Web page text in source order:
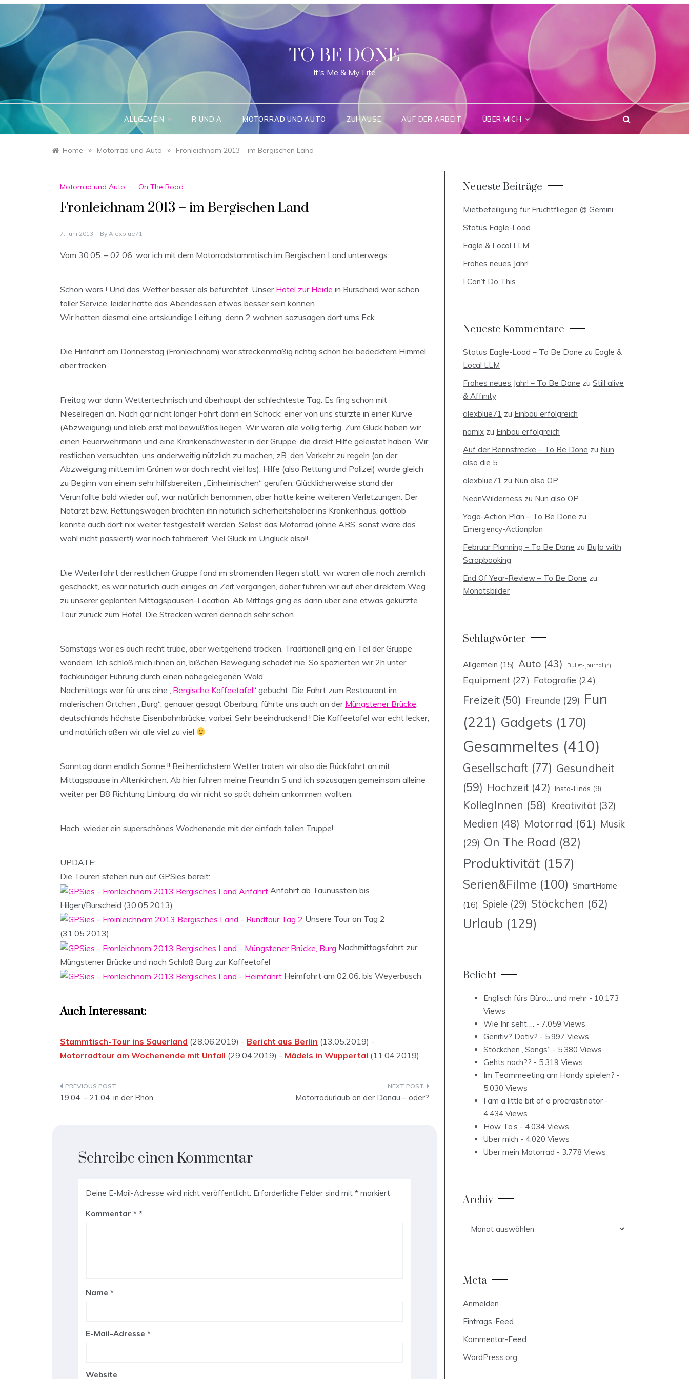
Skip
TO BE DONE
It's Me & My Life
ALLGEMEIN R UND A MOTORRAD UND AUTO ZUHAUSE AUF DER ARBEIT ÜBER MICH
Home » Motorrad und Auto » Fronleichnam 2013 – im Bergischen Land
Motorrad und Auto On The Road
Fronleichnam 2013 – im Bergischen Land
7. Juni 2013 By Alexblue71
Vom 30.05. – 02.06. war ich mit dem Motorradstammtisch im Bergischen Land unterwegs.
Schön wars ! Und das Wetter besser als befürchtet. Unser Hotel zur Heide in Burscheid war schön,
toller Service, leider hätte das Abendessen etwas besser sein können.
Wir hatten diesmal eine ortskundige Leitung, denn 2 wohnen sozusagen dort ums Eck.
Die Hinfahrt am Donnerstag (Fronleichnam) war streckenmäßig richtig schön bei bedecktem Himmel
aber trocken.
Freitag war dann Wettertechnisch und überhaupt der schlechteste Tag. Es fing schon mit
Nieselregen an. Nach gar nicht langer Fahrt dann ein Schock: einer von uns stürzte in einer Kurve
(Abzweigung) und blieb erst mal bewußtlos liegen. Wir waren alle völlig fertig. Zum Glück haben wir
einen Feuerwehrmann und eine Krankenschwester in der Gruppe, die direkt Hilfe geleistet haben. Wir
restlichen versuchten, uns anderweitig nützlich zu machen, zB. den Verkehr zu regeln (an der
Abzweigung mittem im Grünen war doch recht viel los). Hilfe (also Rettung und Polizei) wurde gleich
zu Beginn von einem sehr hilfsbereiten „Einheimischen“ gerufen. Glücklicherweise stand der
Verunfallte bald wieder auf, war natürlich benommen, aber hatte keine weiteren Verletzungen. Der
Notarzt bzw. Rettungswagen brachten ihn natürlich sicherheitshalber ins Krankenhaus, gottlob
konnte auch dort nix weiter festgestellt werden. Selbst das Motorrad (ohne ABS, sonst wäre das
wohl nicht passiert!) war noch fahrbereit. Viel Glück im Unglück also!!
Die Weiterfahrt der restlichen Gruppe fand im strömenden Regen statt, wir waren alle noch ziemlich
geschockt, es war natürlich auch einiges an Zeit vergangen, daher fuhren wir auf eher direktem Weg
zu unserer geplanten Mittagspausen-Location. Ab Mittags ging es dann über eine etwas gekürzte
Tour zurück zum Hotel. Die Strecken waren dennoch sehr schön.
Samstags war es auch recht trübe, aber weitgehend trocken. Traditionell ging ein Teil der Gruppe
wandern. Ich schloß mich ihnen an, bißchen Bewegung schadet nie. So spazierten wir 2h unter
fachkundiger Führung durch einen nahegelegenen Wald.
Nachmittags war für uns eine „Bergische Kaffeetafel“ gebucht. Die Fahrt zum Restaurant im
malerischen Örtchen „Burg“, genauer gesagt Oberburg, führte uns auch an der Müngstener Brücke,
deutschlands höchste Eisenbahnbrücke, vorbei. Sehr beeindruckend ! Die Kaffeetafel war echt lecker,
und natürlich aßen wir alle viel zu viel
Sonntag dann endlich Sonne !! Bei herrlichstem Wetter traten wir also die Rückfahrt an mit
Mittagspause in Altenkirchen. Ab hier fuhren meine Freundin S und ich sozusagen gemeinsam alleine
weiter per B8 Richtung Limburg, da wir nicht so spät daheim ankommen wollten.
Hach, wieder ein superschönes Wochenende mit der einfach tollen Truppe!
UPDATE:
Die Touren stehen nun auf GPSies bereit:
Anfahrt ab Taunusstein bis
Hilgen/Burscheid (30.05.2013)
Unsere Tour an Tag 2
(31.05.2013)
Nachmittagsfahrt zur
Müngstener Brücke und nach Schloß Burg zur Kaffeetafel
Heimfahrt am 02.06. bis Weyerbusch
Auch Interessant:
Stammtisch-Tour ins Sauerland (28.06.2019) - Bericht aus Berlin (13.05.2019) -
Motorradtour am Wochenende mit Unfall (29.04.2019) - Mädels in Wuppertal (11.04.2019)
Beitragsnavigation
19.04. – 21.04. in der Rhön Motorradurlaub an der Donau – oder?
Schreibe einen Kommentar
Deine E-Mail-Adresse wird nicht veröffentlicht. Erforderliche Felder sind mit * markiert
Kommentar *
Name *
E-Mail-Adresse *
Website
Neueste Beiträge
Mietbeteiligung für Fruchtfliegen @ Gemini
Status Eagle-Load
Eagle & Local LLM
Frohes neues Jahr!
I Can’t Do This
Neueste Kommentare
Status Eagle-Load – To Be Done zu Eagle &
Local LLM
Frohes neues Jahr! – To Be Done zu Still alive
& Affinity
alexblue71 zu Einbau erfolgreich
nömix zu Einbau erfolgreich
Auf der Rennstrecke – To Be Done zu Nun
also die 5
alexblue71 zu Nun also OP
NeonWilderness zu Nun also OP
Yoga-Action Plan – To Be Done zu
Emergency-Actionplan
Februar Planning – To Be Done zu BuJo with
Scrapbooking
End Of Year-Review – To Be Done zu
Monatsbilder
Schlagwörter
Allgemein (15) Auto (43) Bullet-Journal (4)
Equipment (27) Fotografie (24)
Freizeit (50) Freunde (29) Fun
(221) Gadgets (170)
Gesammeltes (410)
Gesellschaft (77) Gesundheit
(59) Hochzeit (42) Insta-Finds (9)
KollegInnen (58) Kreativität (32)
Medien (48) Motorrad (61) Musik
(29) On The Road (82)
Produktivität (157)
Serien&Filme (100) SmartHome
(16) Spiele (29) Stöckchen (62)
Urlaub (129)
Beliebt
Englisch fürs Büro… und mehr - 10.173
Views
Wie Ihr seht…. - 7.059 Views
Genitiv? Dativ? - 5.997 Views
Stöckchen „Songs“ - 5.380 Views
Gehts noch?? - 5.319 Views
Im Teammeeting am Handy spielen? -
5.030 Views
I am a little bit of a procrastinator -
4.434 Views
How To’s - 4.034 Views
Über mich - 4.020 Views
Über mein Motorrad - 3.778 Views
Archiv
Meta
Anmelden
Eintrags-Feed
Kommentar-Feed
WordPress.org